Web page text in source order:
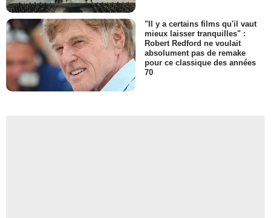
"Il y a certains films qu'il vaut
mieux laisser tranquilles" :
Robert Redford ne voulait
absolument pas de remake
pour ce classique des années
70